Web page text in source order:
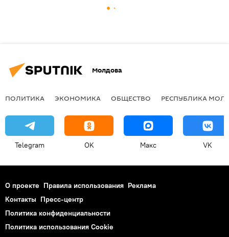
Молдова
ПОЛИТИКА ЭКОНОМИКА ОБЩЕСТВО РЕСПУБЛИКА
Telegram OK Макс VK
О проекте Правила использования Реклама
Контакты Пресс-центр
Политика конфиденциальности
Политика использования Cookie